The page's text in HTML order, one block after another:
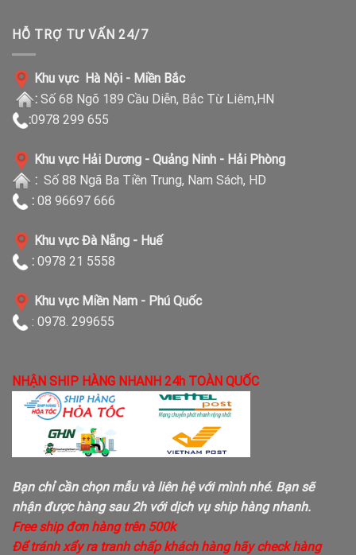
HỖ TRỢ TƯ VẤN 24/7
Khu vực Hà Nội - Miền Bắc
: Số 68 Ngõ 189 Cầu Diễn, Bắc Từ Liêm,HN
:0978 299 655
Khu vực Hải Dương - Quảng Ninh - Hải Phòng
: Số 88 Ngã Ba Tiền Trung, Nam Sách, HD
: 08 96697 666
Khu vực Đà Nẵng - Huế
: 0978 21 5558
Khu vực Miền Nam - Phú Quốc
: 0978. 299655
NHẬN SHIP HÀNG NHANH 24h TOÀN QUỐC
Bạn chỉ cần chọn mẫu và liên hệ với mình nhé. Bạn sẽ
nhận được hàng sau 2h với dịch vụ ship hàng nhanh.
Free ship đơn hàng trên 500k
Để tránh xẩy ra tranh chấp khách hàng hãy check hàng